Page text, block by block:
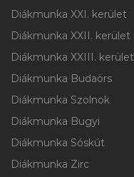
Diákmunka XXI. kerület
Diákmunka XXII. kerület
Diákmunka XXIII. kerület
Diákmunka Budaörs
Diákmunka Szolnok
Diákmunka Bugyi
Diákmunka Sóskút
Diákmunka Zirc